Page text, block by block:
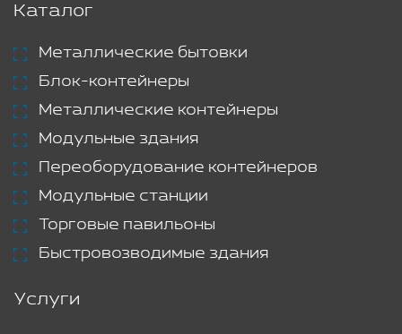
Каталог
Металлические бытовки
Блок-контейнеры
Металлические контейнеры
Модульные здания
Переоборудование контейнеров
Модульные станции
Торговые павильоны
Быстровозводимые здания
Услуги